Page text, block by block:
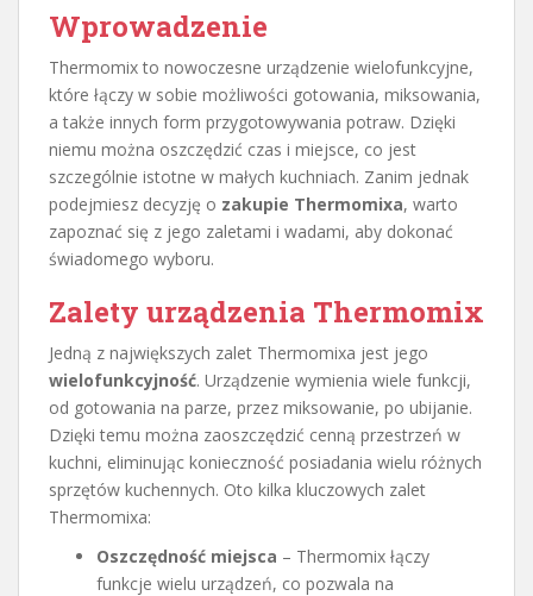
Wprowadzenie
Thermomix to nowoczesne urządzenie wielofunkcyjne,
które łączy w sobie możliwości gotowania, miksowania,
a także innych form przygotowywania potraw. Dzięki
niemu można oszczędzić czas i miejsce, co jest
szczególnie istotne w małych kuchniach. Zanim jednak
podejmiesz decyzję o zakupie Thermomixa, warto
zapoznać się z jego zaletami i wadami, aby dokonać
świadomego wyboru.
Zalety urządzenia Thermomix
Jedną z największych zalet Thermomixa jest jego
wielofunkcyjność. Urządzenie wymienia wiele funkcji,
od gotowania na parze, przez miksowanie, po ubijanie.
Dzięki temu można zaoszczędzić cenną przestrzeń w
kuchni, eliminując konieczność posiadania wielu różnych
sprzętów kuchennych. Oto kilka kluczowych zalet
Thermomixa:
Oszczędność miejsca – Thermomix łączy
funkcje wielu urządzeń, co pozwala na